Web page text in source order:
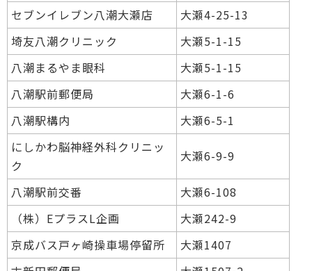
セブンイレブン八潮大瀬店
大瀬4-25-13
埼友八潮クリニック
大瀬5-1-15
八潮まるやま眼科
大瀬5-1-15
八潮駅前郵便局
大瀬6-1-6
八潮駅構内
大瀬6-5-1
にしかわ脳神経外科クリニッ
ク
大瀬6-9-9
八潮駅前交番
大瀬6-108
（株）EプラスL企画
大瀬242-9
京成バス戸ヶ崎操車場停留所
大瀬1407